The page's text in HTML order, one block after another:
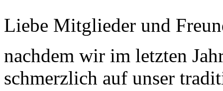
Liebe Mitglieder und
nachdem wir im letzten
schmerzlich auf unser